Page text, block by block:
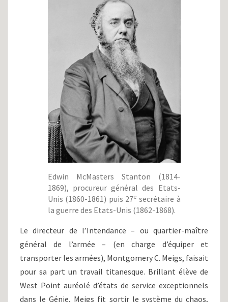
Edwin McMasters Stanton (1814-
1869), procureur général des Etats-
Unis (1860-1861) puis 27e secrétaire à
la guerre des Etats-Unis (1862-1868).
Le directeur de l’Intendance – ou quartier-maître
général de l’armée – (en charge d’équiper et
transporter les armées), Montgomery C. Meigs, faisait
pour sa part un travail titanesque. Brillant élève de
West Point auréolé d’états de service exceptionnels
dans le Génie, Meigs fit sortir le système du chaos,